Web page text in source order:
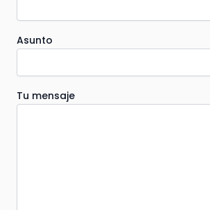
Asunto
Tu mensaje